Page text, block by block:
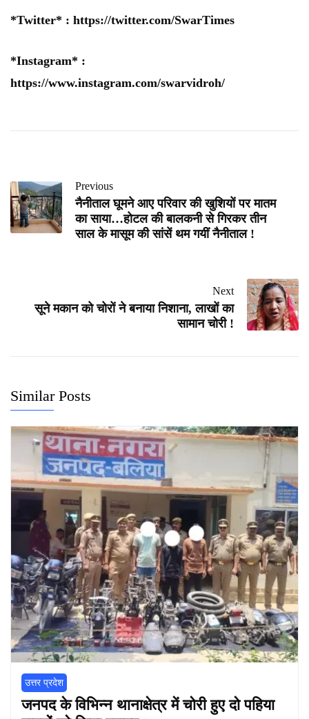
*Twitter* : https://twitter.com/SwarTimes
*Instagram* :
https://www.instagram.com/swarvidroh/
Previous
नैनीताल घूमने आए परिवार की खुशियों पर मातम
का साया…होटल की बालकनी से गिरकर तीन
साल के मासूम की सांसें थम गयीं नैनीताल !
Next
सूने मकान को चोरों ने बनाया निशाना, लाखों का
सामान चोरी !
Similar Posts
उत्तर प्रदेश
जनपद के विभिन्न थानाक्षेत्र में चोरी हुए दो पहिया